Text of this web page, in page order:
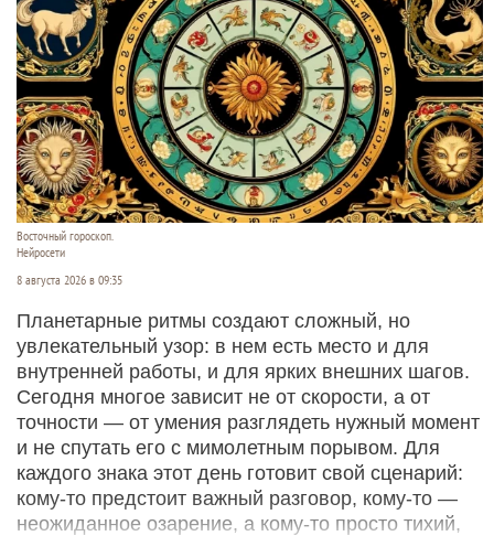
Восточный гороскоп.
Нейросети
8 августа 2026 в 09:35
Планетарные ритмы создают сложный, но
увлекательный узор: в нем есть место и для
внутренней работы, и для ярких внешних шагов.
Сегодня многое зависит не от скорости, а от
точности — от умения разглядеть нужный момент
и не спутать его с мимолетным порывом. Для
каждого знака этот день готовит свой сценарий:
кому‑то предстоит важный разговор, кому‑то —
неожиданное озарение, а кому‑то просто тихий,